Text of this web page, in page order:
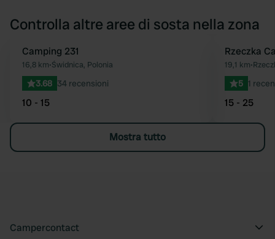
Controlla altre aree di sosta nella zona
Preferito
Camping 231
16,8 km•Świdnica, Polonia
3.68 34 recensioni
10 - 15
Rzeczka
19,1 km•
5 1
15 - 25
Mostra tutto
Campercontact